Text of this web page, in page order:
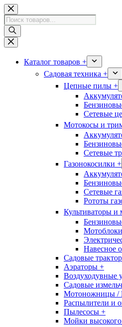
Перейти
к
сути
Поиск
товаров
Каталог товаров +
Садовая техника +
Цепные пилы +
Сетевые
Мотокосы и
Сетевые
Газонокосилки +
Сетевые
Рототы
Культиваторы и
Навесное
Садовые
Аэраторы +
Воздуходувные
Садовые
Мотоножницы /
Распылители и
Пылесосы +
Мойки высокого